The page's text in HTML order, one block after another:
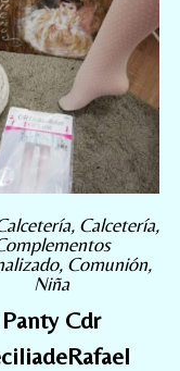
, Calcetería,
, Comunión,
Niña
Panty Cdr